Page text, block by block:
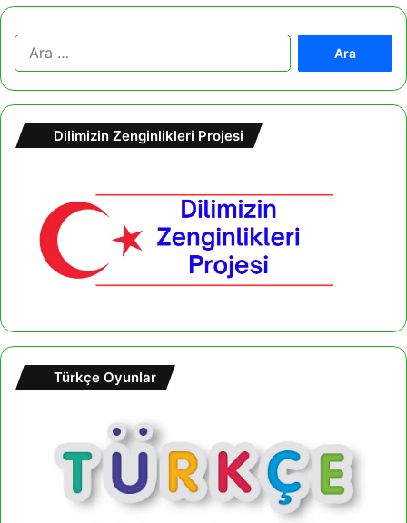
Dilimizin Zenginlikleri Projesi
Türkçe Oyunlar